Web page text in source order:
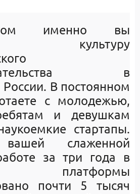
именно вы
культуру
в
В постоянном
с молодежью,
и девушкам
стартапы.
вашей слаженной
за три года в
платформы
почти 5 тысяч